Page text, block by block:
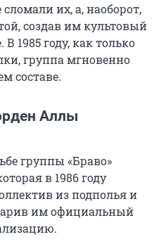
их, а, наоборот,
создав им культовый
1985 году, как только
группа мгновенно
составе.
Аллы
группы «Браво»
в 1986 году
из подполья и
им официальный